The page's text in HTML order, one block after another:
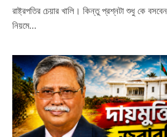
রাষ্ট্রপতির চেয়ার খালি। কিন্তু প্রশ্নটা শুধু কে
নিয়মে…